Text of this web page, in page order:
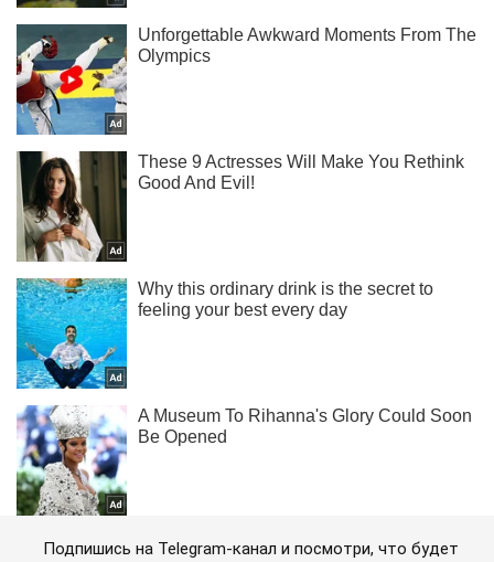
Подпишись на Telegram-канал и посмотри, что будет